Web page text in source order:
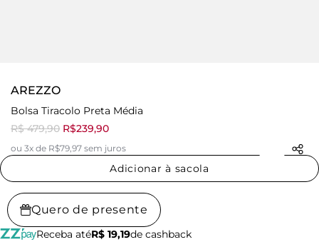
AREZZO
Bolsa Tiracolo Preta Média
R$ 479,90 R$239,90
ou 3x de R$79,97 sem juros
Adicionar à sacola
Quero de presente
Receba atéR$ 19,19de cashback